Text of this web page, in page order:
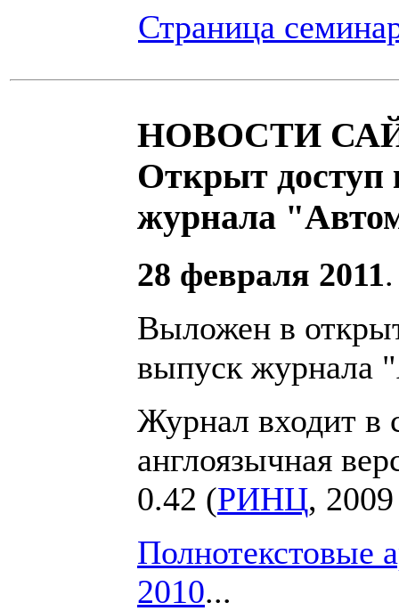
Страница
НОВОСТИ
Открыт доступ
журнала
28 февраля 2011
Выложен в
выпуск журнала
Журнал входит в
англоязычная
0.42 (РИНЦ,
Полнотекстовые
2010...